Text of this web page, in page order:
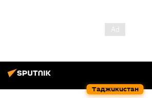
Таджикистан